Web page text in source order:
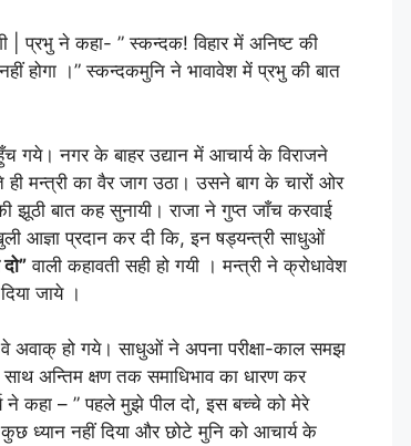
| प्रभु ने कहा- ” स्कन्दक! विहार में अनिष्ट की
होगा ।” स्कन्दकमुनि ने भावावेश में प्रभु की बात
गये। नगर के बाहर उद्यान में आचार्य के विराजने
मन्त्री का वैर जाग उठा। उसने बाग के चारों ओर
बात कह सुनायी। राजा ने गुप्त जाँच करवाई
आज्ञा प्रदान कर दी कि, इन षड्यन्त्री साधुओं
वाली कहावती सही हो गयी । मन्त्री ने क्रोधावेश
जाये ।
अवाक् हो गये। साधुओं ने अपना परीक्षा-काल समझ
अन्तिम क्षण तक समाधिभाव का धारण कर
ने कहा – ” पहले मुझे पील दो, इस बच्चे को मेरे
ध्यान नहीं दिया और छोटे मुनि को आचार्य के